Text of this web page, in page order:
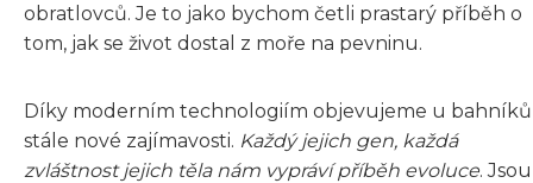
obratlovců. Je to jako bychom četli prastarý příběh o
tom, jak se život dostal z moře na pevninu.
Díky moderním technologiím objevujeme u bahníků
stále nové zajímavosti. Každý jejich gen, každá
zvláštnost jejich těla nám vypráví příběh evoluce. Jsou